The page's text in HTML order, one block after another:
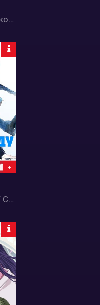
Спорт / Сёнэн / Школа / Аниме
+
Комедия / Спорт / Сёнэн-ай / Аниме